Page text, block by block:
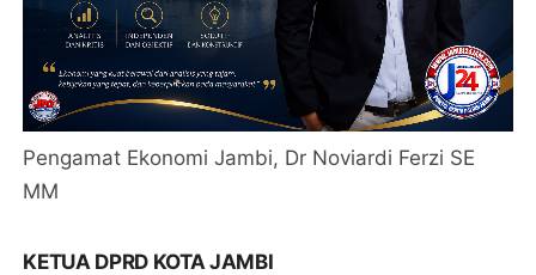
Pengamat Ekonomi Jambi, Dr Noviardi Ferzi SE
MM
KETUA DPRD KOTA JAMBI